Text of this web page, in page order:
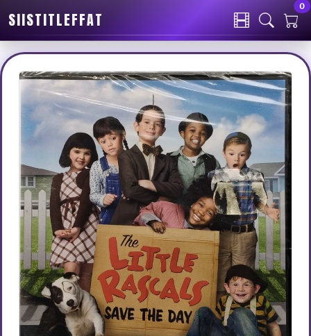
SIISTITLEFFAT
0